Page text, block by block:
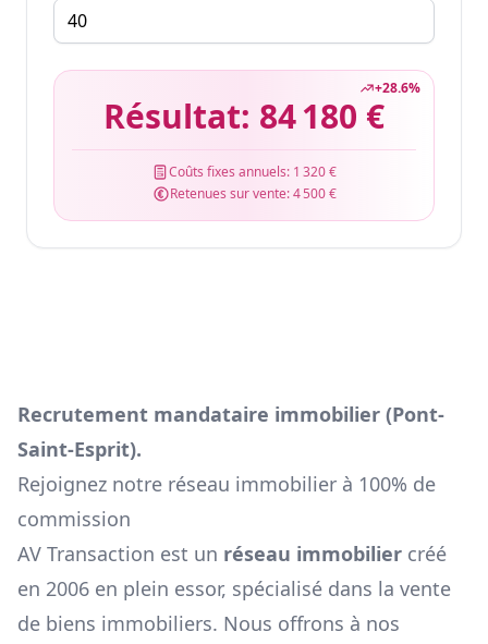
+28.6%
Résultat: 84 180 €
Coûts fixes annuels: 1 320 €
Retenues sur vente:4 500 €
Recrutement mandataire immobilier (Pont-
Saint-Esprit).
Rejoignez notre réseau immobilier à 100% de
commission
AV Transaction est un réseau immobilier créé
en 2006 en plein essor, spécialisé dans la vente
de biens immobiliers. Nous offrons à nos